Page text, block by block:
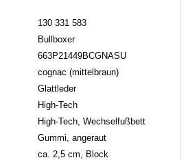
130 331 583
Bullboxer
663P21449BCGNASU
cognac (mittelbraun)
Glattleder
High-Tech
High-Tech, Wechselfußbett
Gummi, angeraut
ca. 2,5 cm, Block